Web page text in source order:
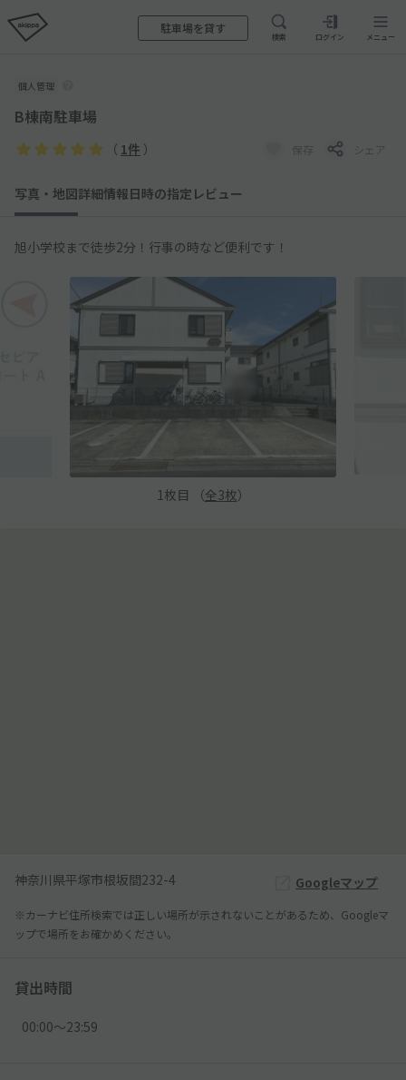
駐車場を貸す
検索 ログイン メニュー
個人管理
B棟南駐車場
（ 1件 ） 保存 シェア
写真・地図詳細情報日時の指定 レビュー
旭小学校まで徒歩2分！行事の時など便利です！
1 枚目 （全3枚）
神奈川県平塚市根坂間232-4 Googleマップ
※カーナビ住所検索では正しい場所が示されないことがあるため、Googleマ
ップで場所をお確かめください。
貸出時間
00:00〜23:59